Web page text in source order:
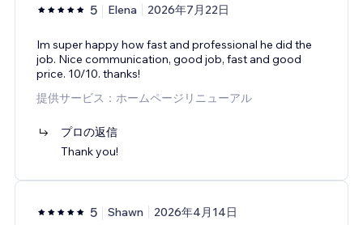
5 Elena 2026年7月22日
Im super happy how fast and professional he did the
job. Nice communication, good job, fast and good
price. 10/10. thanks!
提供サービス：ホームページリニューアル
プロの返信
Thank you!
5 Shawn 2026年4月14日